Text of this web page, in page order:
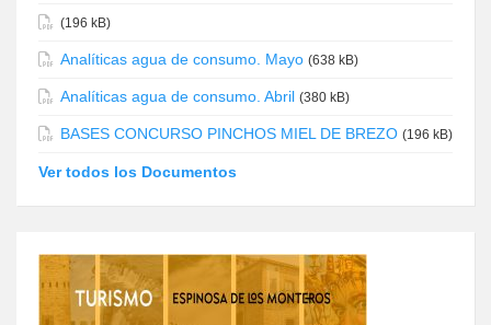
(196 kB)
Analíticas agua de consumo. Mayo (638 kB)
Analíticas agua de consumo. Abril (380 kB)
BASES CONCURSO PINCHOS MIEL DE BREZO (196 kB)
Ver todos los Documentos